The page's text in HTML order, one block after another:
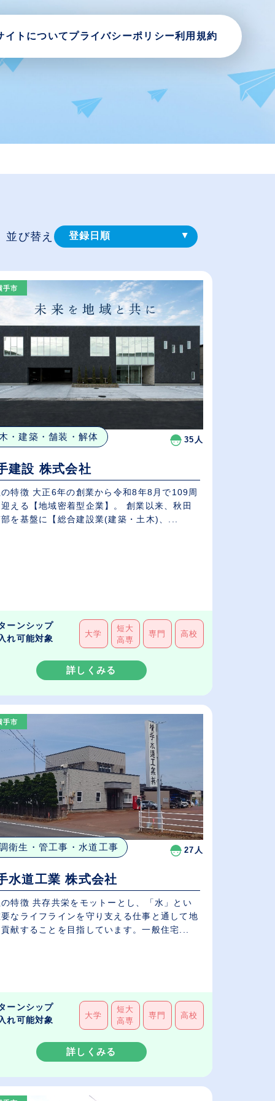
イトについてプライバシーポリシー利用規約
並び替え 登録⽇順
（⾼卒の給与を基準）
従業員が多い順
手市
・建築・舗装・解体 35人
建設 株式会社
創業から令和8年8月で109周
える【地域密着型企業】。 創業以来、秋田
を基盤に【総合建設業(建築・土木)、...
ーンシップ
れ可能対象
大学
短大
高専
専門 高校
詳しくみる
手市
衛生・管工事・水道工事 27人
水道工業 株式会社
特徴 共存共栄をモットーとし、「水」とい
なライフラインを守り支える仕事と通して地
献することを目指しています。一般住宅...
ーンシップ
れ可能対象
大学
短大
高専
専門 高校
詳しくみる